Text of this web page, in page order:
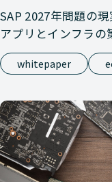
SAP 2027年問題の
アプリとインフラ
方法
whitepaper